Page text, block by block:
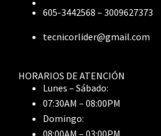
605-3442568 – 3009627373
tecnicorlider@gmail.com
HORARIOS DE ATENCIÓN
Lunes – Sábado:
07:30AM – 08:00PM
Domingo: